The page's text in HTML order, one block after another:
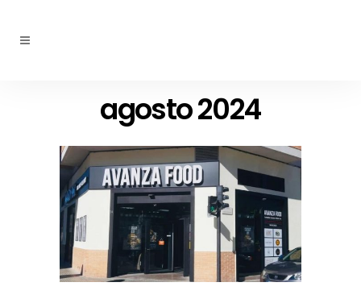
agosto 2024